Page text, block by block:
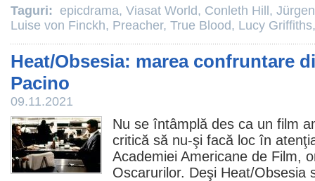
Taguri: epicdrama, Viasat World, Conleth Hill ,
Luise von Finckh, Preacher, True Blood, Lucy Griffiths
Heat/Obsesia: marea confruntare
Pacino
09.11.2021
Nu se întâmplă des ca un film
critică să nu-şi facă loc în
Academiei Americane de Film,
Oscarurilor. Deşi Heat/Obsesia